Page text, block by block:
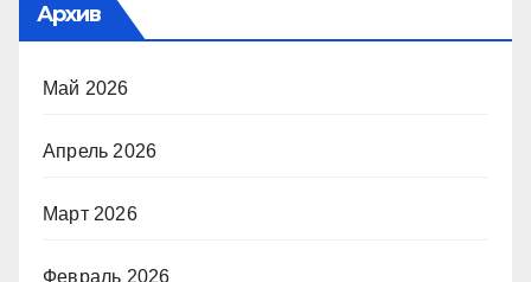
Архив
Май 2026
Апрель 2026
Март 2026
Февраль 2026